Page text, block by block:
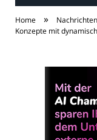
Home » Nachrichten
Konzepte mit